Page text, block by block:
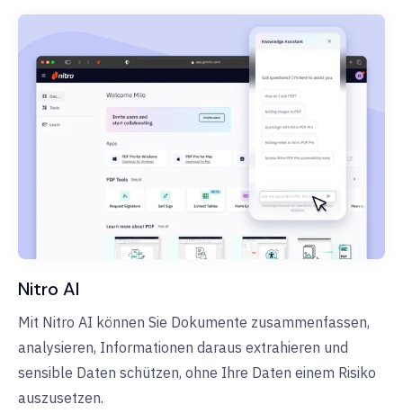
Nitro AI
Mit Nitro AI können Sie Dokumente zusammenfassen,
analysieren, Informationen daraus extrahieren und
sensible Daten schützen, ohne Ihre Daten einem Risiko
auszusetzen.